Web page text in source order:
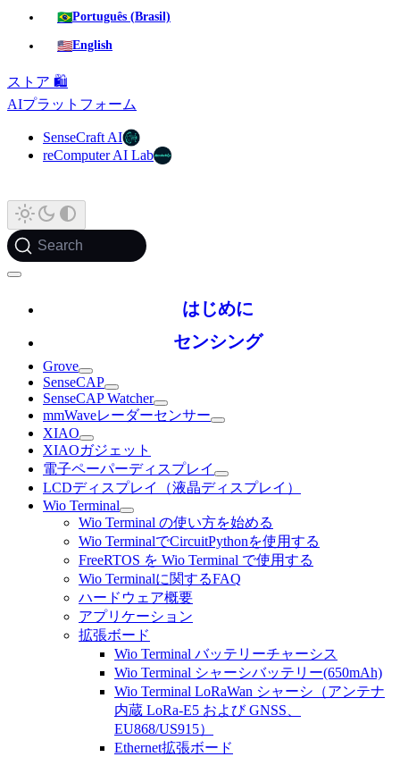
🇧🇷Português (Brasil)
🇺🇸English
ストア 🛍️
AIプラットフォーム
SenseCraft AI
reComputer AI Lab
Search
はじめに
センシング
Grove
SenseCAP
SenseCAP Watcher
mmWaveレーダーセンサー
XIAO
XIAOガジェット
電子ペーパーディスプレイ
LCDディスプレイ（液晶ディスプレイ）
Wio Terminal
Wio Terminal の使い方を始める
Wio TerminalでCircuitPythonを使用する
FreeRTOS を Wio Terminal で使用する
Wio Terminalに関するFAQ
ハードウェア概要
アプリケーション
拡張ボード
Wio Terminal バッテリーチャーシス
Wio Terminal シャーシバッテリー(650mAh)
Wio Terminal LoRaWan シャーシ（アンテナ
内蔵 LoRa-E5 および GNSS、
EU868/US915）
Ethernet拡張ボード